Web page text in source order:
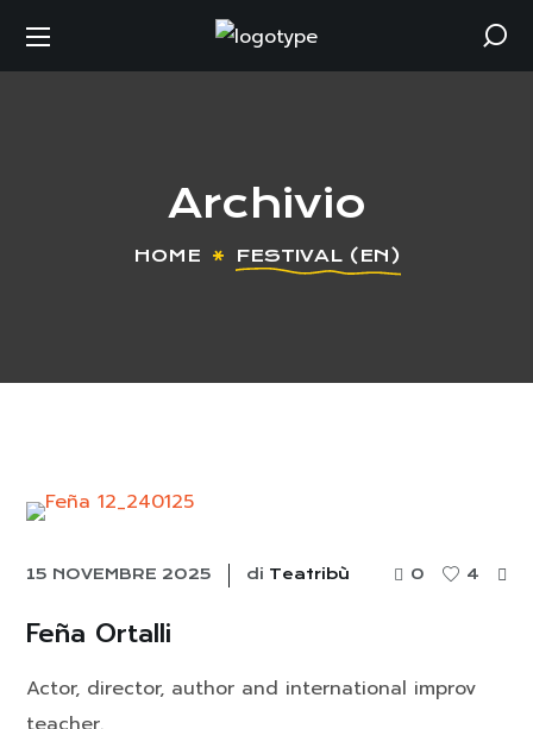
Archivio
HOME FESTIVAL (EN)
15 NOVEMBRE 2025 di Teatribù 0 4
Feña Ortalli
Actor, director, author and international improv